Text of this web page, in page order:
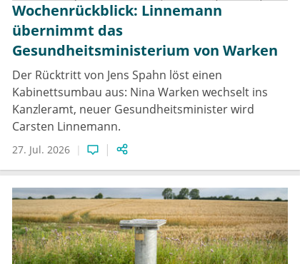
Wochenrückblick: Linnemann
übernimmt das
Gesundheitsministerium von Warken
Der Rücktritt von Jens Spahn löst einen
Kabinettsumbau aus: Nina Warken wechselt ins
Kanzleramt, neuer Gesundheitsminister wird
Carsten Linnemann.
27. Jul. 2026